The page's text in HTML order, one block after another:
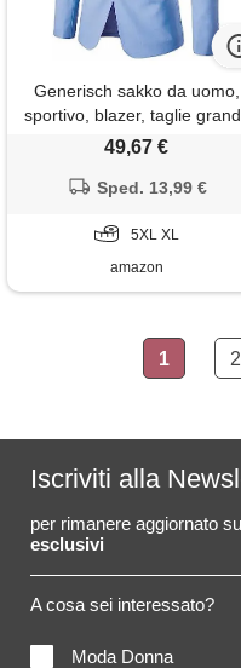
Generisch sakko da uomo,
sportivo, blazer, taglie
giacca con 1 bottone e scollo
a v, blazer elegante e
semplice, giacca sportiva,
tempo libero e business
49,67 €
Sped. 13,99 €
5XL XL
amazon
1 2
Iscriviti alla
per rimanere aggiornato su
esclusivi
A cosa sei interessato?
Moda Donna